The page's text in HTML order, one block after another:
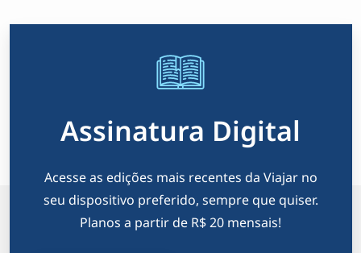
Assinatura Digital
Acesse as edições mais recentes da Viajar no
seu dispositivo preferido, sempre que quiser.
Planos a partir de R$ 20 mensais!